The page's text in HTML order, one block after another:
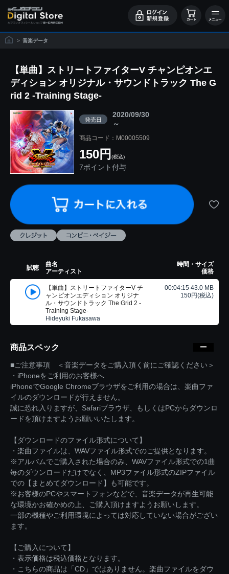
> 音楽データ
【単曲】ストリートファイターV チャンピオンエ
ディション オリジナル・サウンドトラック The G
rid 2 -Training Stage-
発売日
2020/09/30
～
商品コード：M00005509
150円 (税込)
7ポイント付与
試聴
曲名
アーティスト
時間・サイズ
価格
【単曲】ストリートファイターV チ
ャンピオンエディション オリジナ
ル・サウンドトラック The Grid 2 -
Training Stage-
Hideyuki Fukasawa
00:04:15 43.0 MB
150円(税込)
商品スペック
■ご注意事項 ＜音楽データをご購入頂く前にご確認ください＞
・iPhoneをご利用のお客様へ
iPhoneでGoogle Chromeブラウザをご利用の場合は、楽曲ファ
イルのダウンロードが行えません。
誠に恐れ入りますが、Safariブラウザ、もしくはPCからダウンロ
ードを頂けますようお願いいたします。
【ダウンロードのファイル形式について】
・楽曲ファイルは、WAVファイル形式でのご提供となります。
※アルバムでご購入された場合のみ、WAVファイル形式での1曲
毎のダウンロードだけでなく、MP3ファイル形式のZIPファイル
での【まとめてダウンロード】も可能です。
※お客様のPCやスマートフォンなどで、音楽データが再生可能
な環境かお確かめの上、ご購入頂けますようお願いします。
一部の機種やご利用環境によっては対応していない場合がござい
ます。
【ご購入について】
・表示価格は税込価格となります。
・こちらの商品は「CD」ではありません。楽曲ファイルをダウ